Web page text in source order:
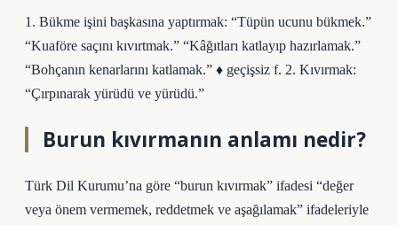
1. Bükme işini başkasına yaptırmak: “Tüpün ucunu bükmek.”
“Kuaföre saçını kıvırtmak.” “Kâğıtları katlayıp hazırlamak.”
“Bohçanın kenarlarını katlamak.” ♦ geçişsiz f. 2. Kıvırmak:
“Çırpınarak yürüdü ve yürüdü.”
Burun kıvırmanın anlamı nedir?
Türk Dil Kurumu’na göre “burun kıvırmak” ifadesi “değer
veya önem vermemek, reddetmek ve aşağılamak” ifadeleriyle